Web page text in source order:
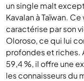
un single malt
Kavalan à Taïwan.
caractérise par son
Oloroso, ce qui lui
profondes et riches.
59,4 %, il offre une
les connaisseurs du